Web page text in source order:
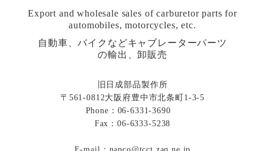
Export and wholesale sales of carburetor parts for
automobiles, motorcycles, etc.
自動車、バイクなどキャブレーターパーツ
の輸出、卸販売
旧日成部品製作所
〒561-0812大阪府豊中市北条町1-3-5
Phone： 06-6331-3690
Fax：06-6333-5238